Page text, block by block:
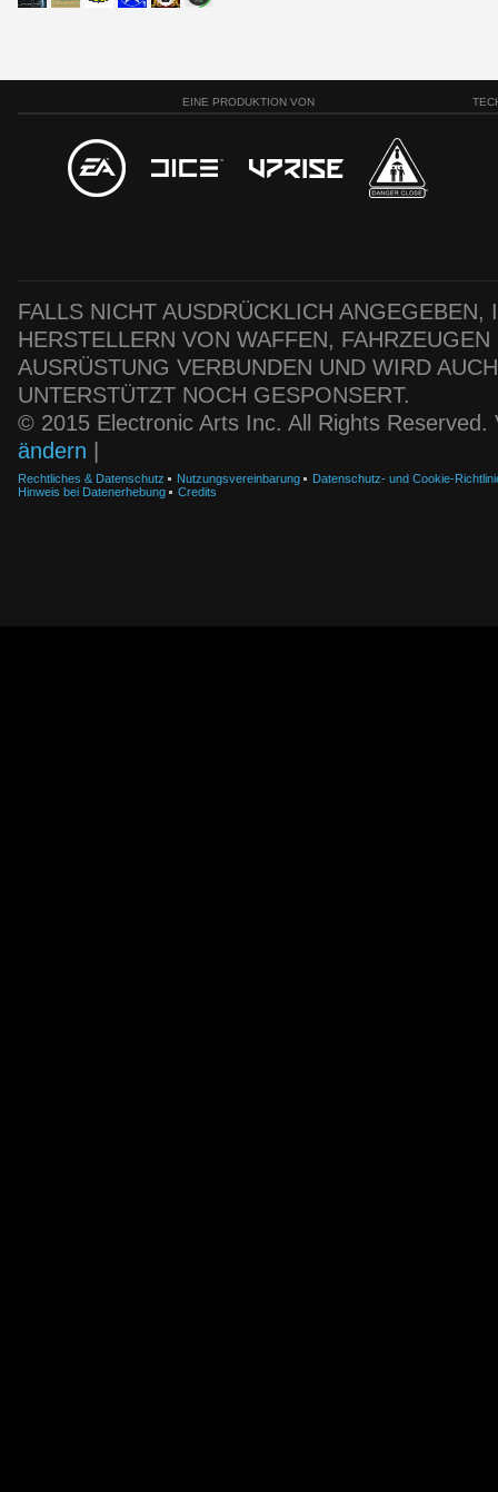
EINE PRODUKTION VON
FALLS NICHT AUSDRÜCKLICH
HERSTELLERN VON WAFFEN,
AUSRÜSTUNG VERBUNDEN UND WIRD
UNTERSTÜTZT NOCH GESPONSERT.
© 2015 Electronic Arts Inc. All Rights
ändern
Rechtliches & Datenschutz Nutzungsvereinbarung
Datenschutz- und Cookie-
Hinweis bei Datenerhebung
Credits